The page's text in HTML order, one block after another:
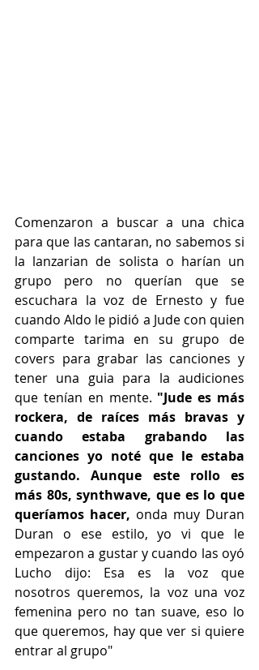
Comenzaron a buscar a una chica
para que las cantaran, no sabemos si
la lanzarian de solista o harían un
grupo pero no querían que se
escuchara la voz de Ernesto y fue
cuando Aldo le pidió a Jude con quien
comparte tarima en su grupo de
covers para grabar las canciones y
tener una guia para la audiciones
que tenían en mente. "Jude es más
rockera, de raíces más bravas y
cuando estaba grabando las
canciones yo noté que le estaba
gustando. Aunque este rollo es
más 80s, synthwave, que es lo que
queríamos hacer, onda muy Duran
Duran o ese estilo, yo vi que le
empezaron a gustar y cuando las oyó
Lucho dijo: Esa es la voz que
nosotros queremos, la voz una voz
femenina pero no tan suave, eso lo
que queremos, hay que ver si quiere
entrar al grupo"